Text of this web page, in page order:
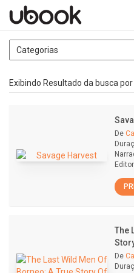
Exibindo Resultado da busca
De
The
De